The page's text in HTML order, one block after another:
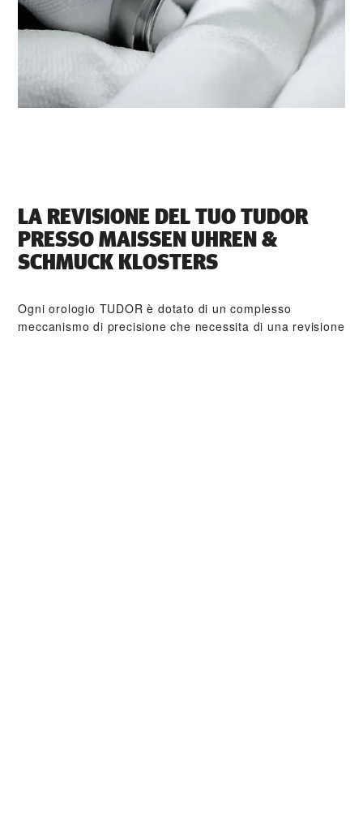
LA REVISIONE DEL TUO TUDOR
PRESSO ‭MAISSEN UHREN &
SCHMUCK KLOSTERS‬
Ogni orologio TUDOR è dotato di un complesso
meccanismo di precisione che necessita di una revisione